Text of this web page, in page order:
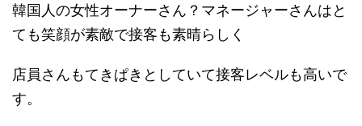
韓国人の女性オーナーさん？マネージャーさんはと
ても笑顔が素敵で接客も素晴らしく
店員さんもてきぱきとしていて接客レベルも高いで
す。